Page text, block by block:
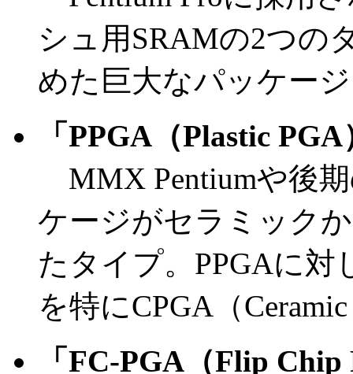
シュ用SRAMの2つの
めた巨大なパッケー
「PPGA（Plastic
MMX Pentiumや後
ケージがセラミック
たタイプ。PPGAに
を特にCPGA（
「FC-PGA（Flip